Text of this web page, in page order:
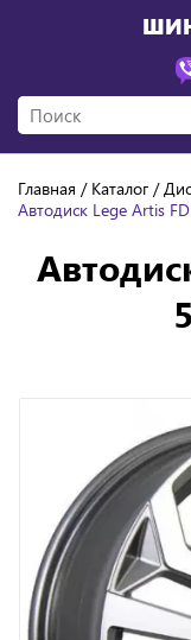
Главная Каталог
Автодиск Lege Artis